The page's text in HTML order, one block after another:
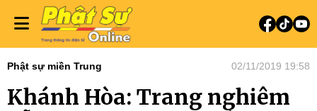
Phật sự miền Trung 02/11/2019 19:58
Khánh Hòa: Trang nghiêm